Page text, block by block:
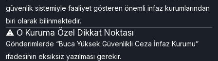
güvenlik sistemiyle faaliyet gösteren önemli infaz kurumlarından
biri olarak bilinmektedir.
⚠️ O Kuruma Özel Dikkat Noktası
Gönderimlerde “Buca Yüksek Güvenlikli Ceza İnfaz Kurumu”
ifadesinin eksiksiz yazılması gerekir.